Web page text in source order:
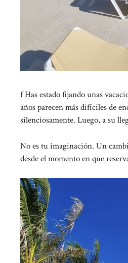
f Has estado fijando unas
años parecen más difíciles de
silenciosamente. Luego, a su
No es tu imaginación. Un
desde el momento en que